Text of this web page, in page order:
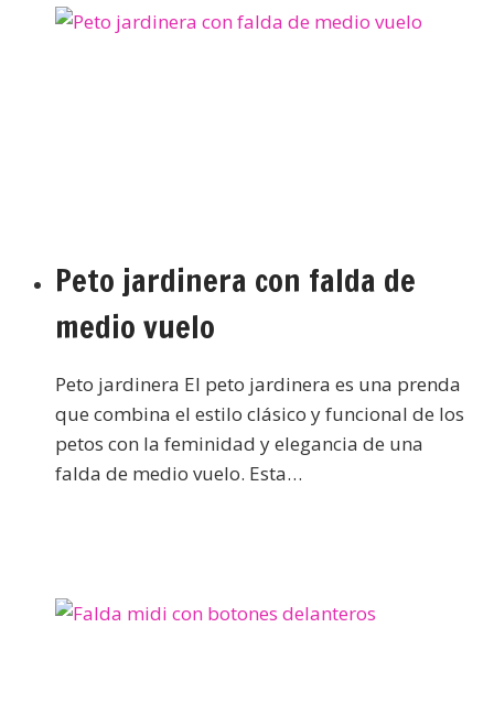
Peto jardinera con falda de
medio vuelo
Peto jardinera El peto jardinera es una prenda
que combina el estilo clásico y funcional de los
petos con la feminidad y elegancia de una
falda de medio vuelo. Esta…